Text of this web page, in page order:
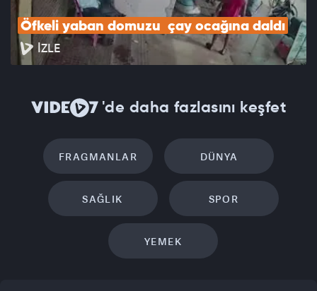
Öfkeli yaban domuzu  çay ocağına daldı
İZLE
'de daha fazlasını keşfet
FRAGMANLAR DÜNYA
SAĞLIK SPOR
YEMEK